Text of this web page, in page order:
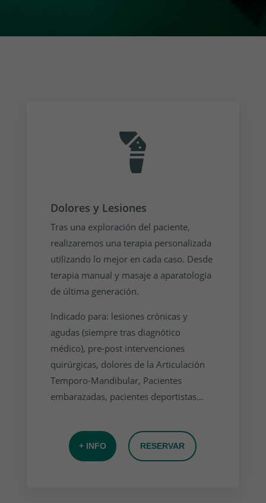
Dolores y Lesiones
Tras una exploración del paciente,
realizaremos una terapia personalizada
utilizando lo mejor en cada caso. Desde
terapia manual y masaje a aparatología
de última generación.
Indicado para: lesiones crónicas y
agudas (siempre tras diagnótico
médico), pre-post intervenciones
quirúrgicas, dolores de la Articulación
Temporo-Mandibular, Pacientes
embarazadas, pacientes deportistas…
+ INFO RESERVAR